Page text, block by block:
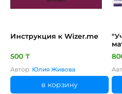
Инструкция к Wizer.me
500 ₸
Автор: Юлия Живова
в корзину